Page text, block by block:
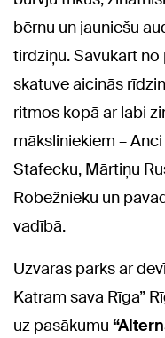
bērnu un jauniešu
tirdziņu. Savukārt no
skatuve aicinās
ritmos kopā ar labi
māksliniekiem –
Stafecku, Mārtiņu
Robežnieku un
vadībā.
Uzvaras parks ar
Katram sava Rīga”
uz pasākumu